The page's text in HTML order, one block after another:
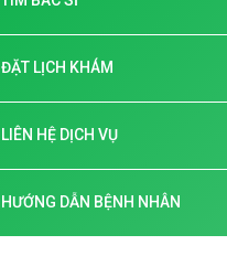
ĐẶT LỊCH KHÁM
LIÊN HỆ DỊCH VỤ
HƯỚNG DẪN BỆNH NHÂN